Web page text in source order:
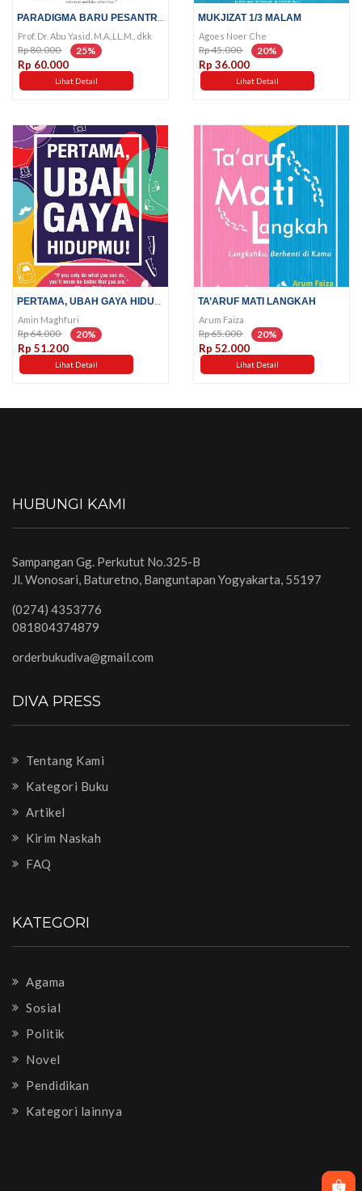
Prof. Dr. Abu Yasid, M.A.,LL.M., dkk
Rp 80.000 25%
Rp 60.000
Lihat Detail
MUKJIZAT 1/3 MALAM
Agoes Noer Che
Rp 45.000 20%
Rp 36.000
Lihat Detail
Amin Maghfuri
Rp 64.000 20%
Rp 51.200
Lihat Detail
TA’ARUF MATI LANGKAH
Arum Faiza
Rp 65.000 20%
Rp 52.000
Lihat Detail
HUBUNGI KAMI
Sampangan Gg. Perkutut No.325-B
Jl. Wonosari, Baturetno, Banguntapan Yogyakarta, 55197
(0274) 4353776
081804374879
orderbukudiva@gmail.com
DIVA PRESS
Tentang Kami
Kategori Buku
Artikel
Kirim Naskah
FAQ
KATEGORI
Agama
Sosial
Politik
Novel
Pendidikan
Kategori lainnya